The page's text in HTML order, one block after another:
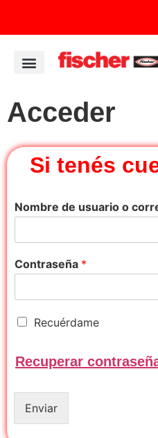
Acceder
Si tenés
Nombre de usuario o
Contraseña *
R
u
r
Recuérdame
Recuperar
Enviar